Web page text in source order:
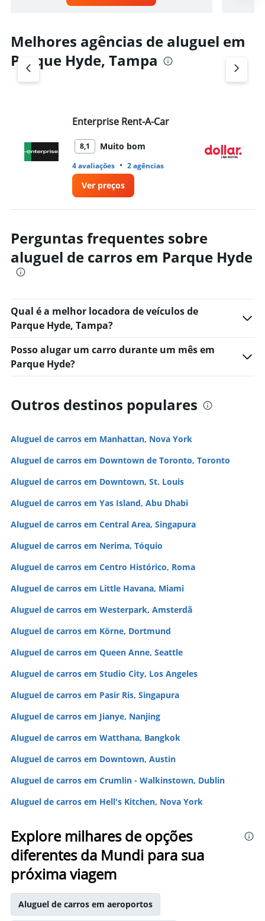
Melhores agências de aluguel em
Parque Hyde, Tampa
Enterprise Rent-A-Car
8,1 Muito bom
4 avaliações • 2 agências
Ver preços
Perguntas frequentes sobre
aluguel de carros em Parque Hyde
Qual é a melhor locadora de veículos de
Parque Hyde, Tampa?
Posso alugar um carro durante um mês em
Parque Hyde?
Outros destinos populares
Aluguel de carros em Manhattan, Nova York
Aluguel de carros em Downtown de Toronto, Toronto
Aluguel de carros em Downtown, St. Louis
Aluguel de carros em Yas Island, Abu Dhabi
Aluguel de carros em Central Area, Singapura
Aluguel de carros em Nerima, Tóquio
Aluguel de carros em Centro Histórico, Roma
Aluguel de carros em Little Havana, Miami
Aluguel de carros em Westerpark, Amsterdã
Aluguel de carros em Körne, Dortmund
Aluguel de carros em Queen Anne, Seattle
Aluguel de carros em Studio City, Los Angeles
Aluguel de carros em Pasir Ris, Singapura
Aluguel de carros em Jianye, Nanjing
Aluguel de carros em Watthana, Bangkok
Aluguel de carros em Downtown, Austin
Aluguel de carros em Crumlin - Walkinstown, Dublin
Aluguel de carros em Hell's Kitchen, Nova York
Explore milhares de opções
diferentes da Mundi para sua
próxima viagem
Aluguel de carros em aeroportos